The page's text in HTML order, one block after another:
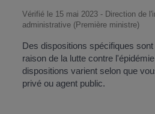
Vérifié le 15 mai 2023 - Direction de
administrative (Première ministre)
Des dispositions spécifiques
raison de la lutte contre
dispositions varient selon que
privé ou agent public.